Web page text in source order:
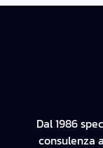
Dal 1986
consulenza